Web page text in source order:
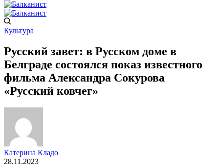
Культура
Русский завет: в Русском доме в
Белграде состоялся показ известного
фильма Александра Сокурова
«Русский ковчег»
Катерина Кладо
28.11.2023